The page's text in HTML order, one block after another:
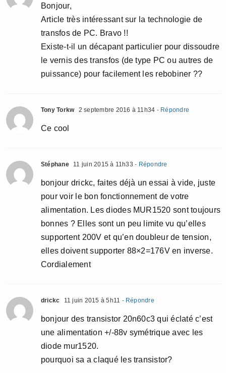
Bonjour,
Article très intéressant sur la technologie de
transfos de PC. Bravo !!
Existe-t-il un décapant particulier pour dissoudre
le vernis des transfos (de type PC ou autres de
puissance) pour facilement les rebobiner ??
Tony Torkw 2 septembre 2016 à 11h34 - Répondre
Ce cool
Stéphane 11 juin 2015 à 11h33 - Répondre
bonjour drickc, faites déjà un essai à vide, juste
pour voir le bon fonctionnement de votre
alimentation. Les diodes MUR1520 sont toujours
bonnes ? Elles sont un peu limite vu qu’elles
supportent 200V et qu’en doubleur de tension,
elles doivent supporter 88×2=176V en inverse.
Cordialement
drickc 11 juin 2015 à 5h11 - Répondre
bonjour des transistor 20n60c3 qui éclaté c’est
une alimentation +/-88v symétrique avec les
diode mur1520.
pourquoi sa a claqué les transistor?